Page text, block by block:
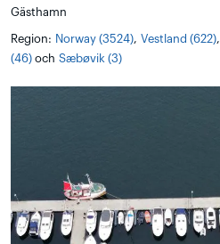
Gästhamn
Region: Norway (3524), Vestland (622),
(46) och Sæbøvik (3)